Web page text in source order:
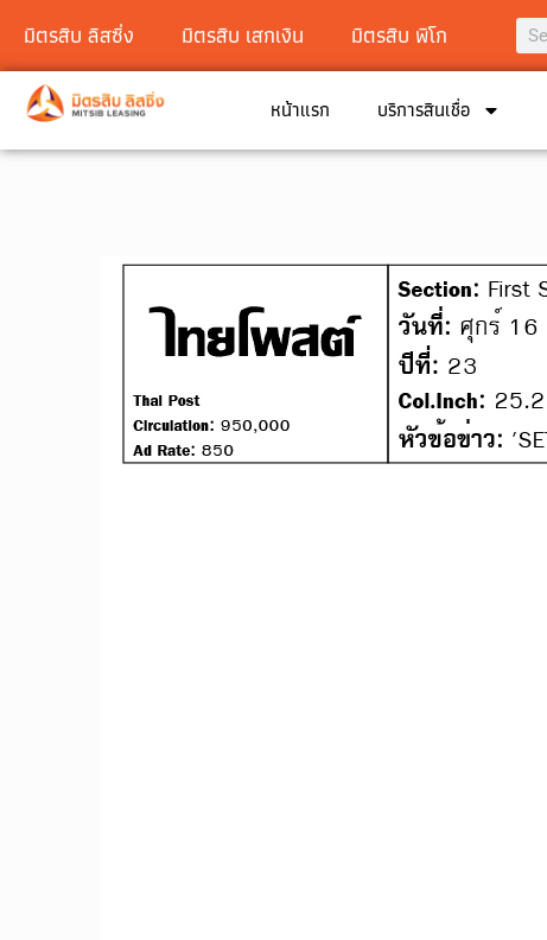
มิตรสิบ ลิสซิ่ง มิตรสิบ เสกเงิน มิตรสิบ พิโก
หน้าแรก บริการสินเชื่อ